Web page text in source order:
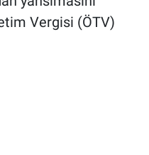
Vergisi (ÖTV)